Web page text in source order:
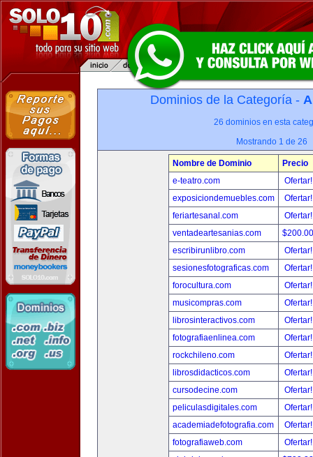
Dominios de la Categoría -
26 dominios en esta
Mostrando 1 de 26
Nombre de Dominio
Precio
e-teatro.com
exposiciondemuebles.com
feriartesanal.com
ventadeartesanias.com
escribirunlibro.com
sesionesfotograficas.com
forocultura.com
musicompras.com
librosinteractivos.com
fotografiaenlinea.com
rockchileno.com
librosdidacticos.com
cursodecine.com
peliculasdigitales.com
academiadefotografia.com
fotografiaweb.com